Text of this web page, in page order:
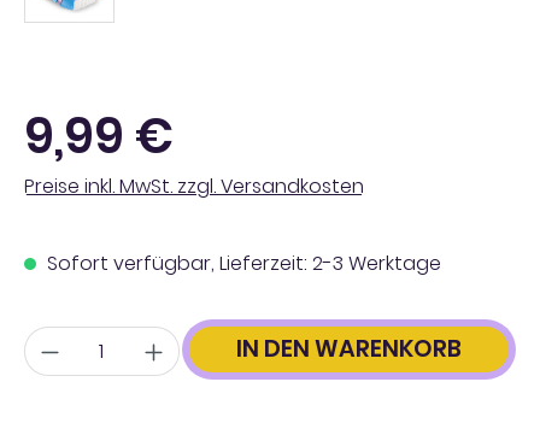
Regulärer Preis:
9,99 €
Preise inkl. MwSt. zzgl. Versandkosten
Sofort verfügbar, Lieferzeit: 2-3 Werktage
Anzahl IN DEN WARENKORB